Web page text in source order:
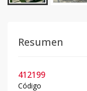
Resumen
412199
Código